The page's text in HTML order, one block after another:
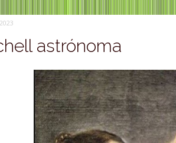
astrónoma